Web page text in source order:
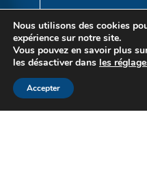
CGV
Mentions légales
Contact
Nous utilisons des cookies
expérience sur notre site.
Vous pouvez en savoir plus
les désactiver dans les
Accepter